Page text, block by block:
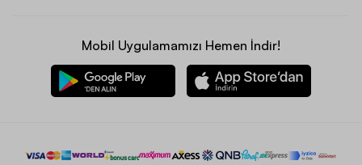
Mobil Uygulamamızı Hemen İndir!